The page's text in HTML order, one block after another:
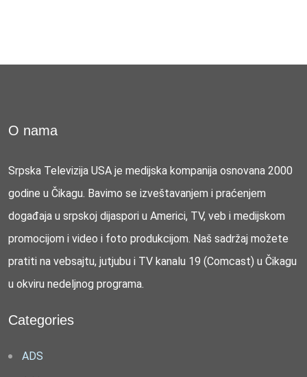
O nama
Srpska Televizija USA je medijska kompanija osnovana 2000
godine u Čikagu. Bavimo se izveštavanjem i praćenjem
događaja u srpskoj dijaspori u Americi, TV, veb i medijskom
promocijom i video i foto produkcijom. Naš sadržaj možete
pratiti na vebsajtu, jutjubu i TV kanalu 19 (Comcast) u Čikagu
u okviru nedeljnog programa.
Categories
ADS